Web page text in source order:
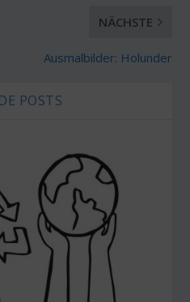
NÄCHSTE
Ausmalbilder: Holunder
POSTS